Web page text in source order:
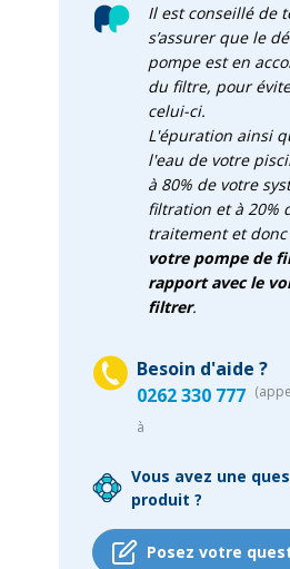
Il est conseillé de
s’assurer que le
pompe est en
du filtre, pour
celui-ci.
L'épuration ainsi
l'eau de votre
à 80% de votre
filtration et à 20%
traitement et
votre pompe de
rapport avec le
filtrer.
Besoin d'aide ?
0262 330 777
à
Vous avez une
produit ?
Posez votre